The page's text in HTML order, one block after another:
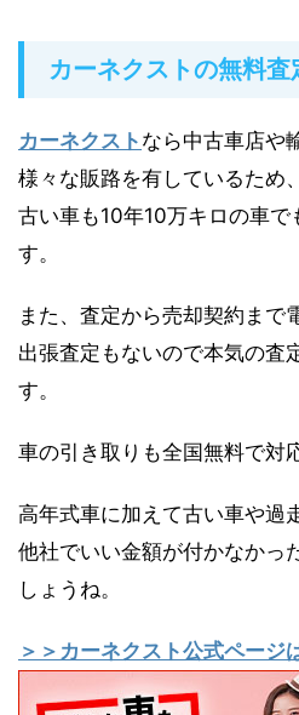
カーネクストの無料査
カーネクスト なら中古車店や
様々な販路を有しているため
古い車も10年10万キロの車で
す。
また、査定から売却契約まで
出張査定もないので本気の査
す。
車の引き取りも全国無料で対
高年式車に加えて古い車や過
他社でいい金額が付かなかっ
しょうね。
＞＞カーネクスト公式ページ